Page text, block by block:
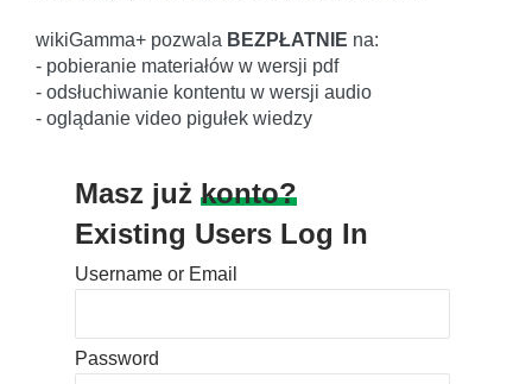
wikiGamma+ pozwala BEZPŁATNIE na:
- pobieranie materiałów w wersji pdf
- odsłuchiwanie kontentu w wersji audio
- oglądanie video pigułek wiedzy
Masz już konto?
Existing Users Log In
Username or Email
Password